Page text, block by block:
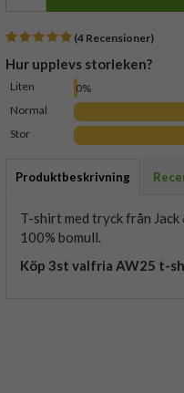
(4 Recensioner)
Hur upplevs storleken?
Liten
0%
Normal
Stor
Produktbeskrivning
T-shirt med tryck från Jack
100% bomull.
Köp 3st valfria AW25 t-